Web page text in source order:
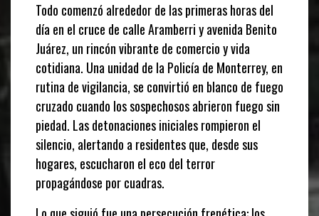
Todo comenzó alrededor de las primeras horas del
día en el cruce de calle Aramberri y avenida Benito
Juárez, un rincón vibrante de comercio y vida
cotidiana. Una unidad de la Policía de Monterrey, en
rutina de vigilancia, se convirtió en blanco de fuego
cruzado cuando los sospechosos abrieron fuego sin
piedad. Las detonaciones iniciales rompieron el
silencio, alertando a residentes que, desde sus
hogares, escucharon el eco del terror
propagándose por cuadras.